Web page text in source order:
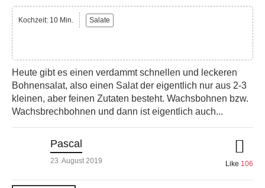
Kochzeit: 10 Min. Salate
Heute gibt es einen verdammt schnellen und leckeren
Bohnensalat, also einen Salat der eigentlich nur aus 2-3
kleinen, aber feinen Zutaten besteht. Wachsbohnen bzw.
Wachsbrechbohnen und dann ist eigentlich auch...
Pascal
23. August 2019 Like 106